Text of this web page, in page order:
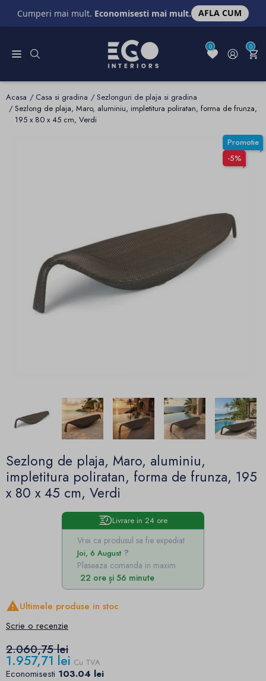
Cumperi mai mult. Economisesti mai mult. AFLA CUM
0 0
Acasa Casa si gradina
Sezlonguri de plaja si gradina
Sezlong de plaja, Maro, aluminiu, impletitura poliratan, forma de frunza,
195 x 80 x 45 cm, Verdi
Promotie
-5%
Sezlong de plaja, Maro, aluminiu,
impletitura poliratan, forma de frunza, 195
x 80 x 45 cm, Verdi
Livrare in 24 ore
Vrei ca produsul sa fie expediat
Joi, 6 August
Plaseaza comanda in maxim
22 ore și 56 minute
Ultimele produse in stoc
Scrie o recenzie
2.060,75 lei
1.957,71 lei Cu TVA
Economisesti 103.04 lei